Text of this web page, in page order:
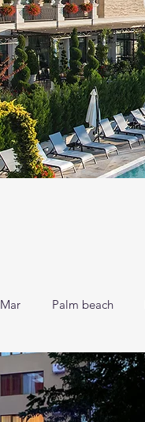
Palm beach
Therma Village